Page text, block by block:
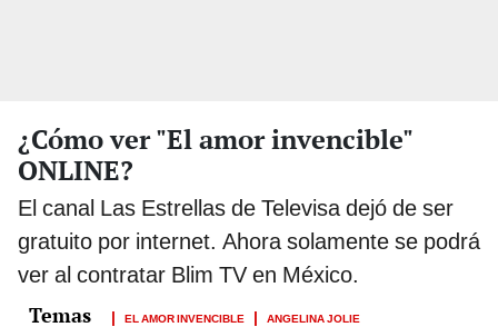
¿Cómo ver "El amor invencible"
ONLINE?
El canal Las Estrellas de Televisa dejó de ser
gratuito por internet. Ahora solamente se podrá
ver al contratar Blim TV en México.
EL AMOR INVENCIBLE
ANGELINA JOLIE